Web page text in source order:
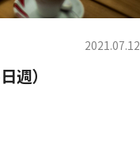
2021.07.12
週）